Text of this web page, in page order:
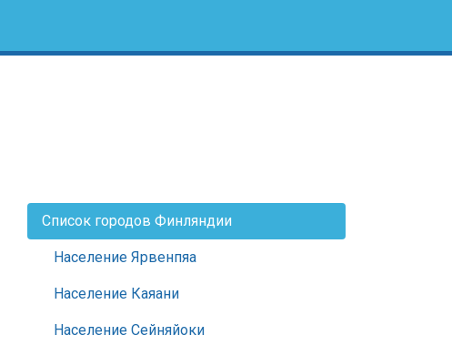
Список городов Финляндии
Население Ярвенпяа
Население Каяани
Население Сейняйоки